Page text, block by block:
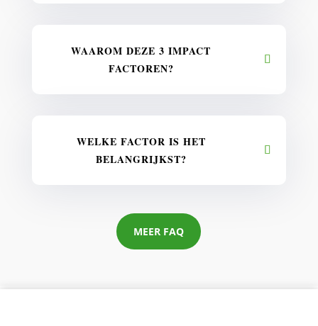
WAAROM DEZE 3 IMPACT
FACTOREN?
WELKE FACTOR IS HET
BELANGRIJKST?
MEER FAQ